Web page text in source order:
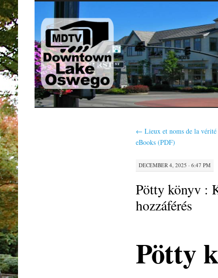
SKIP
TO
CONTENT
← Lieux et noms de la vérité
eBooks (PDF)
DECEMBER 4, 2025 · 6:47 PM
Pötty könyv :
hozzáférés
Pötty